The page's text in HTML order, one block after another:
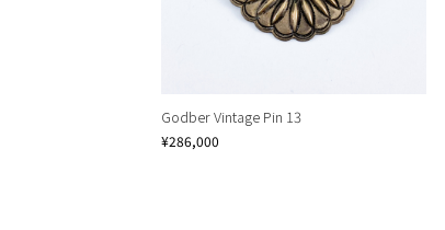
Godber Vintage Pin 13
¥286,000